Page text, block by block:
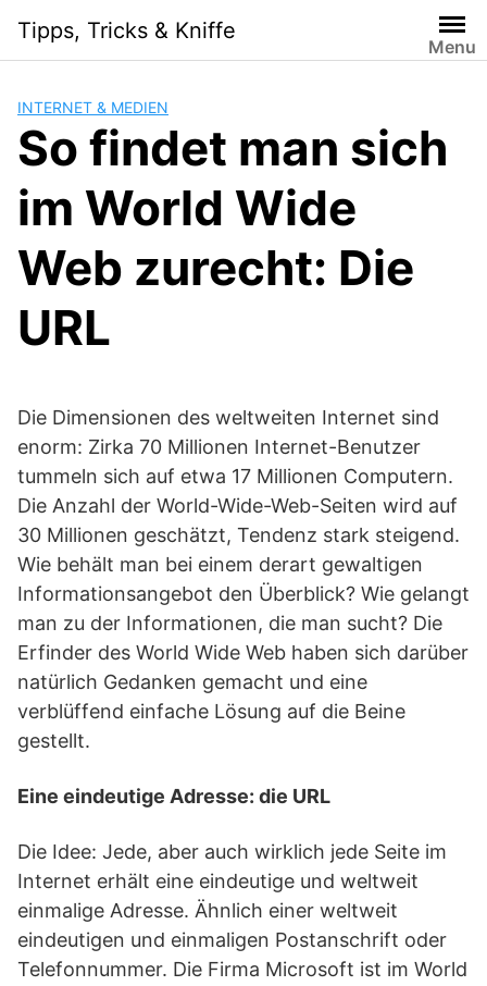
content
Tipps, Tricks & Kniffe
Menu
INTERNET & MEDIEN
So findet man sich
im World Wide
Web zurecht: Die
URL
Die Dimensionen des weltweiten Internet sind
enorm: Zirka 70 Millionen Internet-Benutzer
tummeln sich auf etwa 17 Millionen Computern.
Die Anzahl der World-Wide-Web-Seiten wird auf
30 Millionen geschätzt, Tendenz stark steigend.
Wie behält man bei einem derart gewaltigen
Informationsangebot den Überblick? Wie gelangt
man zu der Informationen, die man sucht? Die
Erfinder des World Wide Web haben sich darüber
natürlich Gedanken gemacht und eine
verblüffend einfache Lösung auf die Beine
gestellt.
Eine eindeutige Adresse: die URL
Die Idee: Jede, aber auch wirklich jede Seite im
Internet erhält eine eindeutige und weltweit
einmalige Adresse. Ähnlich einer weltweit
eindeutigen und einmaligen Postanschrift oder
Telefonnummer. Die Firma Microsoft ist im World